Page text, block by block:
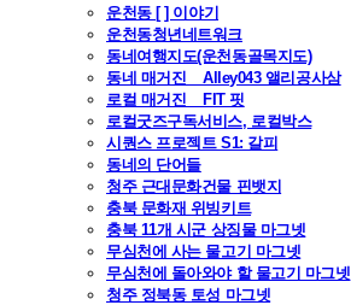
운천동 [ ] 이야기
운천동청년네트워크
동네여행지도(운천동골목지도)
동네 매거진 _ Alley043 앨리공사삼
로컬 매거진 _ FIT 핏
로컬굿즈구독서비스, 로컬박스
시퀀스 프로젝트 S1: 갈피
동네의 단어들
청주 근대문화건물 핀뱃지
충북 문화재 위빙키트
충북 11개 시군 상징물 마그넷
무심천에 사는 물고기 마그넷
무심천에 돌아와야 할 물고기 마그넷
청주 정북동 토성 마그넷